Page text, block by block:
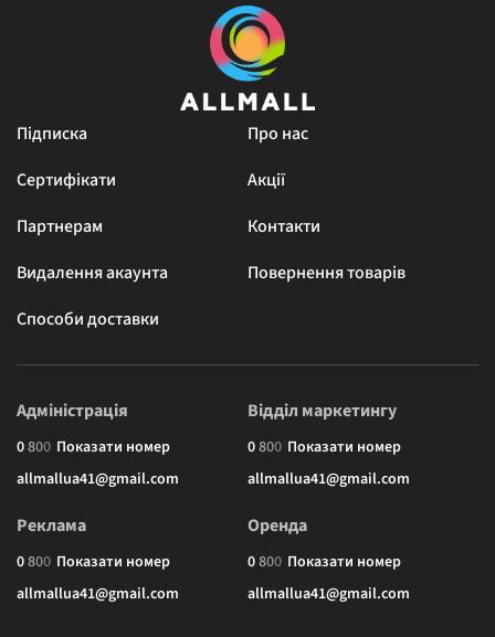
Підписка
Про нас
Сертифікати
Акції
Партнерам
Контакти
Видалення акаунта
Повернення товарів
Способи доставки
Адміністрація
0800 Показати номер
allmallua41@gmail.com
Відділ маркетингу
0800 Показати номер
allmallua41@gmail.com
Реклама
0800 Показати номер
allmallua41@gmail.com
Оренда
0800 Показати номер
allmallua41@gmail.com